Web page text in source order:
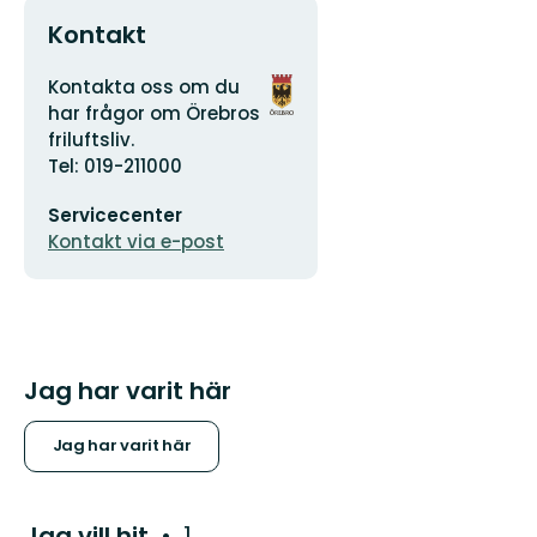
Kontakt
Adress
Kontakta oss om du
har frågor om Örebros
friluftsliv.
Tel: 019-211000
postadress
Servicecenter
Kontakt via e-post
Organisationens
logotyp
Jag har varit här
Jag har varit här